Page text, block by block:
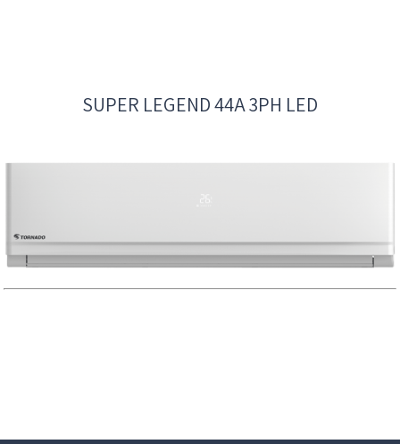
SUPER LEGEND 44A 3PH LED